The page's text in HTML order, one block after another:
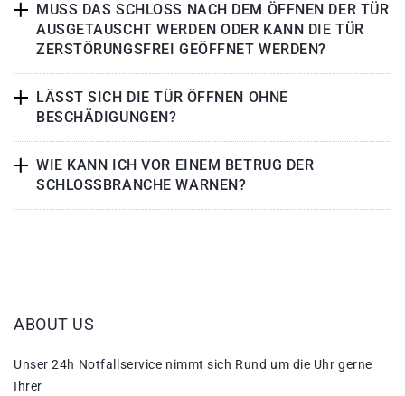
MUSS DAS SCHLOSS NACH DEM ÖFFNEN DER TÜR
AUSGETAUSCHT WERDEN ODER KANN DIE TÜR
ZERSTÖRUNGSFREI GEÖFFNET WERDEN?
LÄSST SICH DIE TÜR ÖFFNEN OHNE
BESCHÄDIGUNGEN?
WIE KANN ICH VOR EINEM BETRUG DER
SCHLOSSBRANCHE WARNEN?
ABOUT US
Unser 24h Notfallservice nimmt sich Rund um die Uhr gerne
Ihrer